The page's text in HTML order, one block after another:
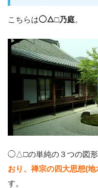
こちらは◯△□乃庭。
◯△□の単純の３つの図形
おり、禅宗の四大思想(
す。